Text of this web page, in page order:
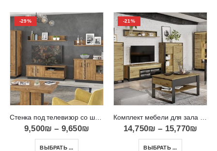
-29%
Стенка под телевизор со шкафом и журнальным столиком DORIAN R04
9,500₪ – 9,650₪
ВЫБРАТЬ ...
-21%
14,750₪ – 15,770₪
ВЫБРАТЬ ...